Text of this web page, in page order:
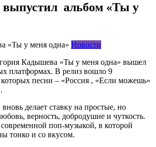
альбом «Ты у
Новости
Кадышева «Ты у меня одна» вышел
платформах. В релиз вошло 9
песни – «Россия , «Если можешь»
делает ставку на простые, но
верность, добродушие и чуткость.
поп-музыкой, в которой
тонко и со вкусом.